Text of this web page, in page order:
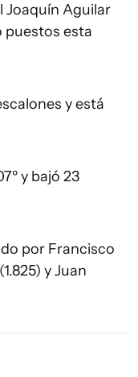
Joaquín Aguilar
puestos esta
y está
y bajó 23
por Francisco
y Juan